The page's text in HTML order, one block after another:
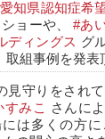
知県認知症希
ショーや、#あ
ディングス グ
取組事例を発表
守りをされ
すみこ
さんに
は多くの方